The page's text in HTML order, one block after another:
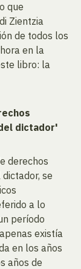
que
Zientzia
de todos los
en la
libro: la
dictador'
derechos
se
a lo
período
existía
en los años
años de